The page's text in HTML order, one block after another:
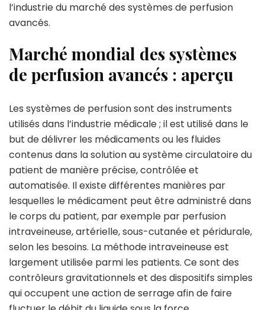
l’industrie du marché des systèmes de perfusion
avancés.
Marché mondial des systèmes
de perfusion avancés : aperçu
Les systèmes de perfusion sont des instruments
utilisés dans l’industrie médicale ; il est utilisé dans le
but de délivrer les médicaments ou les fluides
contenus dans la solution au système circulatoire du
patient de manière précise, contrôlée et
automatisée. Il existe différentes manières par
lesquelles le médicament peut être administré dans
le corps du patient, par exemple par perfusion
intraveineuse, artérielle, sous-cutanée et péridurale,
selon les besoins. La méthode intraveineuse est
largement utilisée parmi les patients. Ce sont des
contrôleurs gravitationnels et des dispositifs simples
qui occupent une action de serrage afin de faire